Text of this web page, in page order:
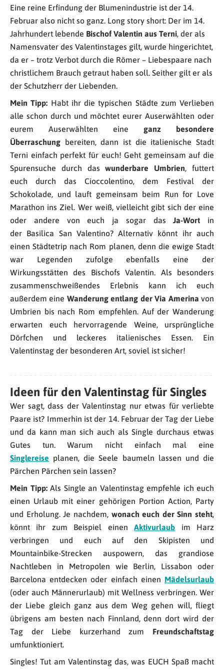
Eine reine Erfindung der Blumenindustrie ist der 14.
Februar also nicht so ganz. Long story short: Der im 14.
Jahrhundert lebende Bischof Valentin aus Terni, der als
Namensvater des Valentinstages gilt, wurde hingerichtet,
da er – trotz Verbot durch die Römer – Liebespaare nach
christlichem Brauch getraut haben soll. Seither gilt er als
der Schutzherr der Liebenden.
Mein Tipp: Habt ihr die typischen Städte zum Verlieben
alle schon durch und möchtet eurer Auserwählten oder
eurem Auserwählten eine ganz besondere
Überraschung bereiten, dann ist die italienische Stadt
Terni einfach perfekt für euch! Geht gemeinsam auf die
Spurensuche durch daswunderbare Umbrien, futtert
euch durch das Cioccolentino, dem Festival der
Schokolade, und lauft gemeinsam beim Run for Love
Marathon ins Ziel. Wer weiß, vielleicht gibt sich der eine
oder andere von euch ja sogar dasJa-Wort in
der Basilica San Valentino? Alternativ könnt ihr auch
einen Städtetrip nach Rom planen, denn die ewige Stadt
war Legenden zufolge ebenfalls eine der
Wirkungsstätten des Bischofs Valentin. Als besonders
zusammenschweißendes Erlebnis kann ich euch
außerdem eine Wanderung entlang der Via Amerina von
Umbrien bis nach Rom empfehlen. Auf der Wanderung
erwarten euch hervorragende Weine, ursprüngliche
Dörfchen und leckeres italienisches Essen. Ein
Valentinstag der besonderen Art, soviel ist sicher!
Ideen für den Valentinstag für Singles
Wer sagt, dass der Valentinstag nur etwas für verliebte
Paare ist? Immerhin ist der 14. Februar der Tag der Liebe
und da kann man sich auch als Single durchaus etwas
Gutes tun. Warum nicht einfach mal eine
Singlereise planen, die Seele baumeln lassen und die
Pärchen Pärchen sein lassen?
Mein Tipp: Als Single an Valentinstag empfehle ich euch
einen Urlaub mit einer gehörigen Portion Action, Party
und Erholung. Je nachdem, wonach euch der Sinn steht,
könnt ihr zum Beispiel einenAktivurlaub im Harz
verbringen und euch auf den Skipisten und
Mountainbike-Strecken auspowern, das grandiose
Nachtleben in Metropolen wie Berlin, Lissabon oder
Barcelona entdecken oder einfach einen Mädelsurlaub
(oder auch Männerurlaub) mit Wellness verbringen. Wer
der Liebe gleich ganz aus dem Weg gehen will, fliegt
übrigens am besten nach Finnland, denn dort wird der
Tag der Liebe kurzerhand zum Freundschaftstag
umfunktioniert.
Singles! Tut am Valentinstag das, was EUCH Spaß macht